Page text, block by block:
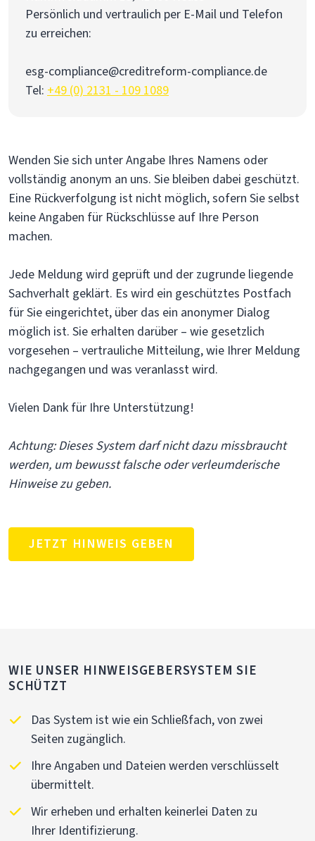
Persönlich und vertraulich per E-Mail und Telefon
zu erreichen:
esg-compliance@creditreform-compliance.de
Tel: +49 (0) 2131 - 109 1089
Wenden Sie sich unter Angabe Ihres Namens oder
vollständig anonym an uns. Sie bleiben dabei geschützt.
Eine Rückverfolgung ist nicht möglich, sofern Sie selbst
keine Angaben für Rückschlüsse auf Ihre Person
machen.
Jede Meldung wird geprüft und der zugrunde liegende
Sachverhalt geklärt. Es wird ein geschütztes Postfach
für Sie eingerichtet, über das ein anonymer Dialog
möglich ist. Sie erhalten darüber – wie gesetzlich
vorgesehen – vertrauliche Mitteilung, wie Ihrer Meldung
nachgegangen und was veranlasst wird.
Vielen Dank für Ihre Unterstützung!
Achtung: Dieses System darf nicht dazu missbraucht
werden, um bewusst falsche oder verleumderische
Hinweise zu geben.
JETZT HINWEIS GEBEN
WIE UNSER HINWEISGEBERSYSTEM SIE
SCHÜTZT
Das System ist wie ein Schließfach, von zwei
Seiten zugänglich.
Ihre Angaben und Dateien werden verschlüsselt
übermittelt.
Wir erheben und erhalten keinerlei Daten zu
Ihrer Identifizierung.